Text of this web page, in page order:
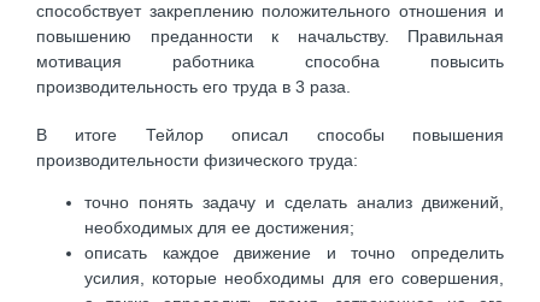
способствует закреплению положительного отношения и
повышению преданности к начальству. Правильная
мотивация работника способна повысить
производительность его труда в 3 раза.
В итоге Тейлор описал способы повышения
производительности физического труда:
точно понять задачу и сделать анализ движений,
необходимых для ее достижения;
описать каждое движение и точно определить
усилия, которые необходимы для его совершения,